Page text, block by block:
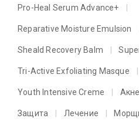
Pro-Heal Serum Advance+
Reparative Moisture Emulsion
Sheald Recovery Balm
Tri-Active Exfoliating Masque
Youth Intensive Creme Акне
Защита Лечение